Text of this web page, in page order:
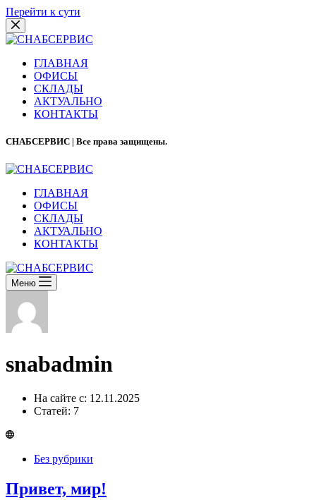
Перейти к сути
ГЛАВНАЯ
ОФИСЫ
СКЛАДЫ
АКТУАЛЬНО
КОНТАКТЫ
СНАБСЕРВИС | Все права защищены.
ГЛАВНАЯ
ОФИСЫ
СКЛАДЫ
АКТУАЛЬНО
КОНТАКТЫ
Меню
snabadmin
На сайте с: 12.11.2025
Статей: 7
Без рубрики
Привет, мир!